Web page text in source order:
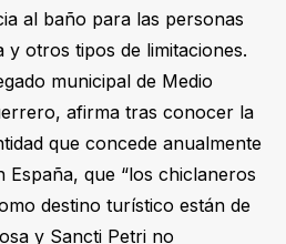
al baño para las personas
y otros tipos de limitaciones.
municipal de Medio
afirma tras conocer la
que concede anualmente
España, que “los chiclaneros
destino turístico están de
y Sancti Petri no